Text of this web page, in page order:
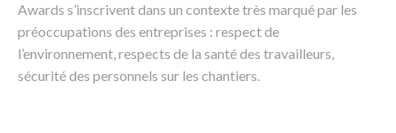
Awards s’inscrivent dans un contexte très marqué par les
préoccupations des entreprises : respect de
l’environnement, respects de la santé des travailleurs,
sécurité des personnels sur les chantiers.